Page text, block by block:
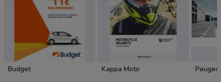
Budget Kappa Moto